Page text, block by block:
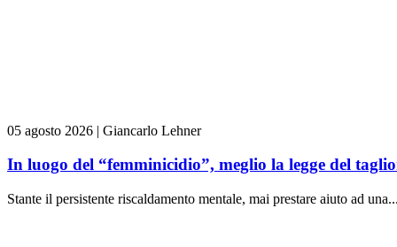
05 agosto 2026 | Giancarlo Lehner
In luogo del “femminicidio”, meglio la legge del
Stante il persistente riscaldamento mentale, mai prestare aiuto ad